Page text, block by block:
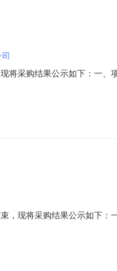
采购结果公示如下：一、
购单位统一社会信用代码或
现将采购结果公示如下：
系方式:采购单位统一社会信